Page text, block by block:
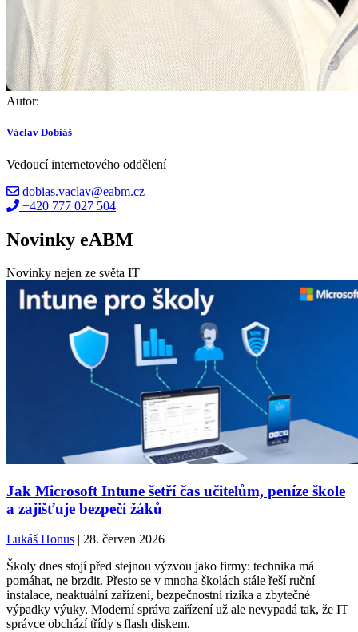
Autor:
Václav Dobiáš
Vedoucí internetového oddělení
dobias.vaclav@eabm.cz
+420 777 027 504
Novinky eABM
Novinky nejen ze světa IT
Jak Microsoft Intune šetří čas učitelům, peníze škole
a zajišťuje bezpečí žáků
Lukáš Honus | 28. červen 2026
Školy dnes stojí před stejnou výzvou jako firmy: technika má
pomáhat, ne brzdit. Přesto se v mnoha školách stále řeší ruční
instalace, neaktuální zařízení, bezpečnostní rizika a zbytečné
výpadky výuky. Moderní správa zařízení už ale nevypadá tak, že IT
správce obchází třídy s flash diskem.